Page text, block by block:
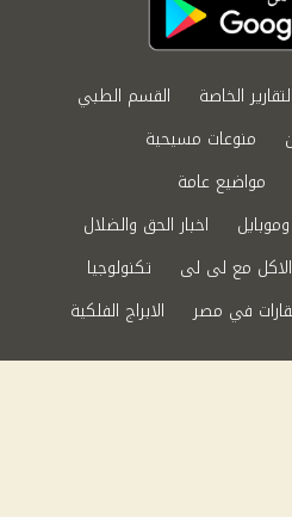
التقارير الخاصة
القسم الطبي
منوعات مسيحية
مواضيع عامة
اخبار الحق والضلال
مع لى لى
تكنولوجيا
في مصر
الابراج الفلكية